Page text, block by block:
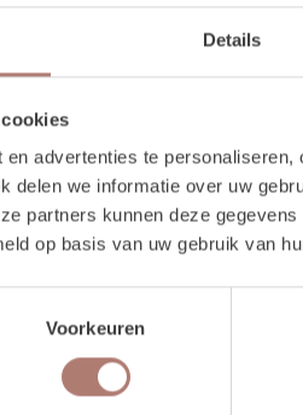
Details
advertenties te
delen we informatie over uw
partners kunnen deze
op basis van uw gebruik van
Voorkeuren